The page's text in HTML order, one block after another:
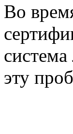
Во
эту